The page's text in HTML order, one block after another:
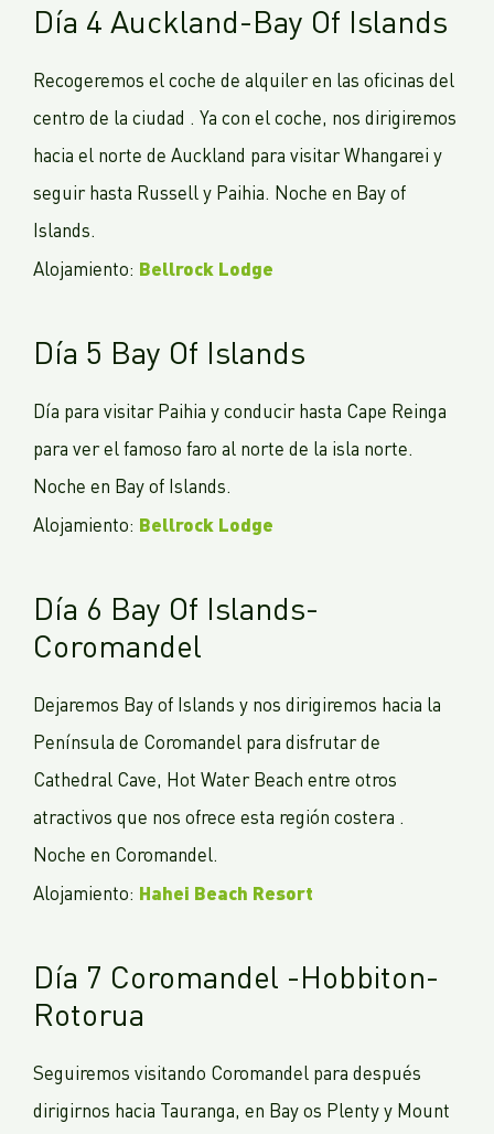
Día 4 Auckland-Bay Of Islands
Recogeremos el coche de alquiler en las oficinas del
centro de la ciudad . Ya con el coche, nos dirigiremos
hacia el norte de Auckland para visitar Whangarei y
seguir hasta Russell y Paihia. Noche en Bay of
Islands.
Alojamiento: Bellrock Lodge
Día 5 Bay Of Islands
Día para visitar Paihia y conducir hasta Cape Reinga
para ver el famoso faro al norte de la isla norte.
Noche en Bay of Islands.
Alojamiento: Bellrock Lodge
Día 6 Bay Of Islands-
Coromandel
Dejaremos Bay of Islands y nos dirigiremos hacia la
Península de Coromandel para disfrutar de
Cathedral Cave, Hot Water Beach entre otros
atractivos que nos ofrece esta región costera .
Noche en Coromandel.
Alojamiento: Hahei Beach Resort
Día 7 Coromandel -Hobbiton-
Rotorua
Seguiremos visitando Coromandel para después
dirigirnos hacia Tauranga, en Bay os Plenty y Mount